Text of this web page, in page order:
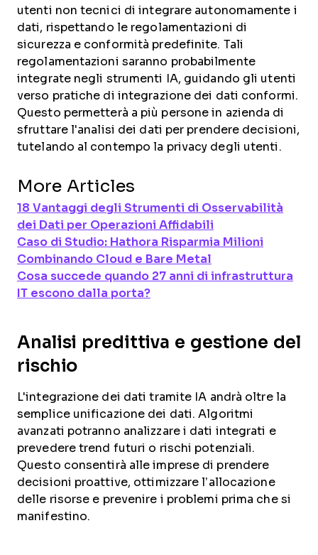
utenti non tecnici di integrare autonomamente i
dati, rispettando le regolamentazioni di
sicurezza e conformità predefinite. Tali
regolamentazioni saranno probabilmente
integrate negli strumenti IA, guidando gli utenti
verso pratiche di integrazione dei dati conformi.
Questo permetterà a più persone in azienda di
sfruttare l'analisi dei dati per prendere decisioni,
tutelando al contempo la privacy degli utenti.
More Articles
18 Vantaggi degli Strumenti di Osservabilità
dei Dati per Operazioni Affidabili
Caso di Studio: Hathora Risparmia Milioni
Combinando Cloud e Bare Metal
Cosa succede quando 27 anni di infrastruttura
IT escono dalla porta?
Analisi predittiva e gestione del
rischio
L'integrazione dei dati tramite IA andrà oltre la
semplice unificazione dei dati. Algoritmi
avanzati potranno analizzare i dati integrati e
prevedere trend futuri o rischi potenziali.
Questo consentirà alle imprese di prendere
decisioni proattive, ottimizzare l’allocazione
delle risorse e prevenire i problemi prima che si
manifestino.